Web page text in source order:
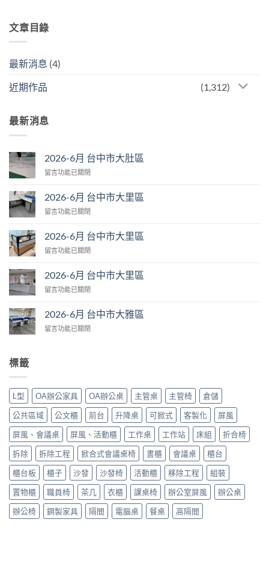
文章目錄
最新消息 (4)
近期作品 (1,312)
最新消息
2026-6月 台中市大肚區
在
月
台
市
肚
中
留言功能已關閉
2026-6月 台中市大里區
在
月
台
市
里
中
留言功能已關閉
2026-6月 台中市大里區
在
月
台
市
里
留言功能已關閉
2026-6月 台中市大里區
在
月
台
中
留言功能已關閉
2026-6月 台中市大雅區
在
市
大
雅
區〉
中
留言功能已關閉
標籤
L型 OA辦公家具 OA辦公桌 主管桌 主管椅
倉儲
公共區域
公文櫃 前台 升降桌 可掀式 客製化
屏風
屏風、會議桌
屏風、活動櫃 工作桌 工作站 床組
折合椅
拆除
拆除工程 掀合式會議桌椅 書櫃 會議桌
櫃台
櫃台板
櫃子 沙發 沙發椅 活動櫃 移除工程
組裝
置物櫃
職員椅 茶几 衣櫃 課桌椅 辦公室屏風
辦公桌
辦公椅
鋼製家具 隔間 電腦桌 餐桌 高隔間